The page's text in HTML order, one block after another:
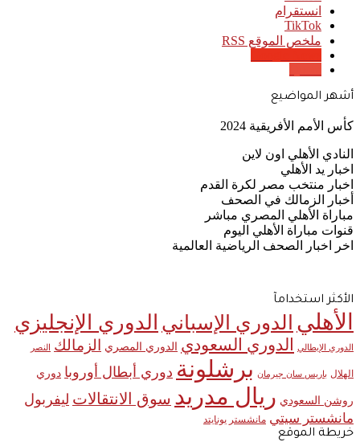
انستقرام
‫TikTok
ملخص الموقع RSS
أشهر المواضيع
كأس الأمم الأفريقية 2024
النادي الأهلي اون لاين
اخبار يد الأهلي
اخبار منتخب مصر لكرة القدم
أخبار الزمالك في الصحف
مباراة الأهلي المصري مباشر
قنوات مباراة الأهلي اليوم
اخر اخبار الصحف الرياضية العالمية
الأكثر استخدامآ
الأهلي الدوري الإسباني الدوري الإنجليزي
الدوري الإيطالي الدوري السعودي الدوري المصري الزمالك النصر
الهلال باريس سان جيرمان برشلونة دوري أبطال أوروبا دوري
روشن السعودي ريال مدريد سوق الانتقالات ليفربول
مانشستر سيتي مانشستر يونايتد
خريطة الموقع